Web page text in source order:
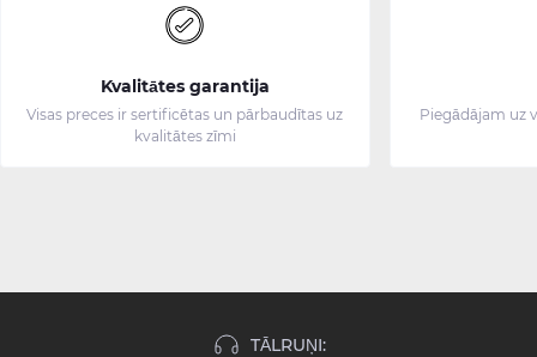
Kvalitātes garantija
Visas preces ir sertificētas un pārbaudītas uz
kvalitātes zīmi
Piegādājam uz
TĀLRUŅI: